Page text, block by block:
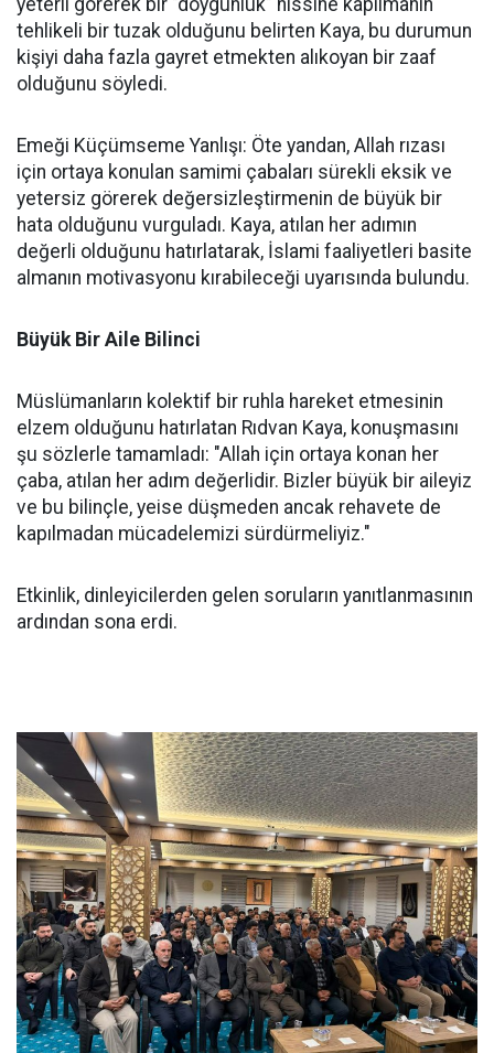
yeterli görerek bir "doygunluk" hissine kapılmanın
tehlikeli bir tuzak olduğunu belirten Kaya, bu durumun
kişiyi daha fazla gayret etmekten alıkoyan bir zaaf
olduğunu söyledi.
Emeği Küçümseme Yanlışı: Öte yandan, Allah rızası
için ortaya konulan samimi çabaları sürekli eksik ve
yetersiz görerek değersizleştirmenin de büyük bir
hata olduğunu vurguladı. Kaya, atılan her adımın
değerli olduğunu hatırlatarak, İslami faaliyetleri basite
almanın motivasyonu kırabileceği uyarısında bulundu.
Büyük Bir Aile Bilinci
Müslümanların kolektif bir ruhla hareket etmesinin
elzem olduğunu hatırlatan Rıdvan Kaya, konuşmasını
şu sözlerle tamamladı: "Allah için ortaya konan her
çaba, atılan her adım değerlidir. Bizler büyük bir aileyiz
ve bu bilinçle, yeise düşmeden ancak rehavete de
kapılmadan mücadelemizi sürdürmeliyiz."
Etkinlik, dinleyicilerden gelen soruların yanıtlanmasının
ardından sona erdi.